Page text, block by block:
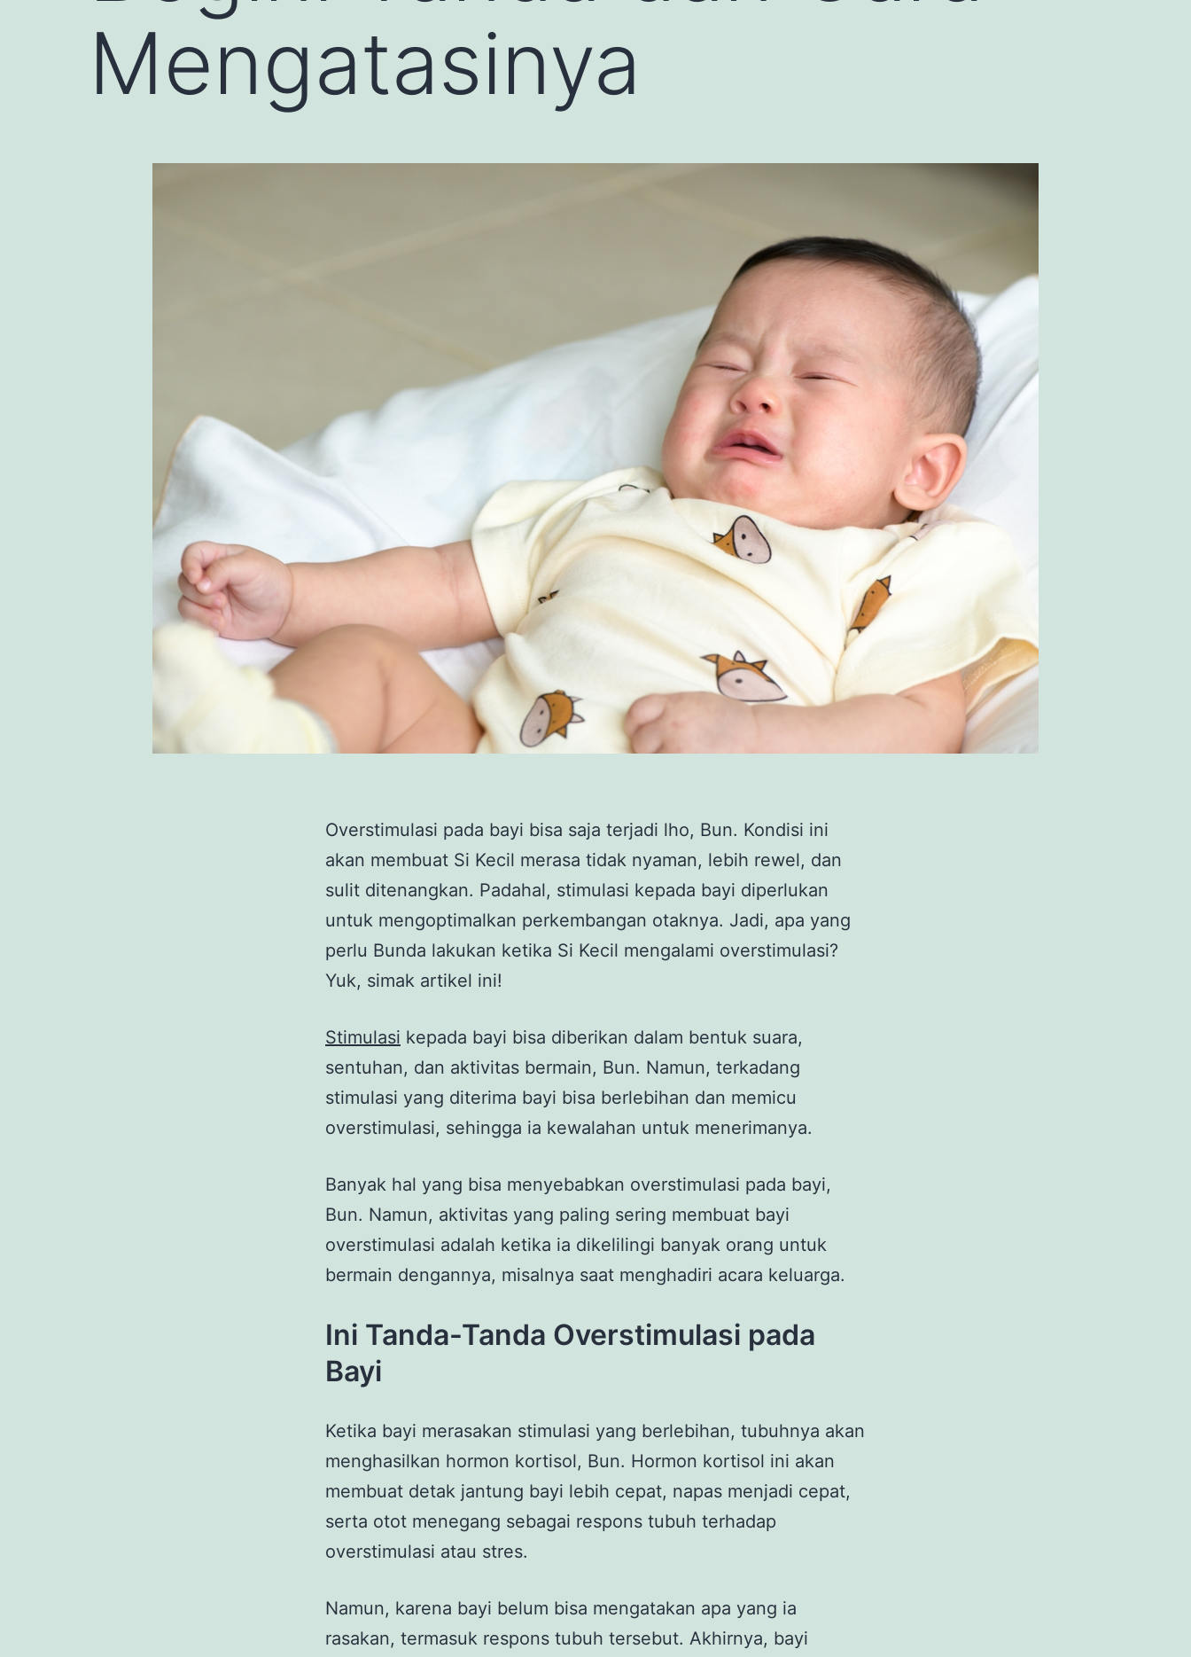
Mengatasinya
Overstimulasi pada bayi bisa saja terjadi lho, Bun. Kondisi ini
akan membuat Si Kecil merasa tidak nyaman, lebih rewel, dan
sulit ditenangkan. Padahal, stimulasi kepada bayi diperlukan
untuk mengoptimalkan perkembangan otaknya. Jadi, apa yang
perlu Bunda lakukan ketika Si Kecil mengalami overstimulasi?
Yuk, simak artikel ini!
Stimulasi kepada bayi bisa diberikan dalam bentuk suara,
sentuhan, dan aktivitas bermain, Bun. Namun, terkadang
stimulasi yang diterima bayi bisa berlebihan dan memicu
overstimulasi, sehingga ia kewalahan untuk menerimanya.
Banyak hal yang bisa menyebabkan overstimulasi pada bayi,
Bun. Namun, aktivitas yang paling sering membuat bayi
overstimulasi adalah ketika ia dikelilingi banyak orang untuk
bermain dengannya, misalnya saat menghadiri acara keluarga.
Ini Tanda-Tanda Overstimulasi pada
Bayi
Ketika bayi merasakan stimulasi yang berlebihan, tubuhnya akan
menghasilkan hormon kortisol, Bun. Hormon kortisol ini akan
membuat detak jantung bayi lebih cepat, napas menjadi cepat,
serta otot menegang sebagai respons tubuh terhadap
overstimulasi atau stres.
Namun, karena bayi belum bisa mengatakan apa yang ia
rasakan, termasuk respons tubuh tersebut. Akhirnya, bayi